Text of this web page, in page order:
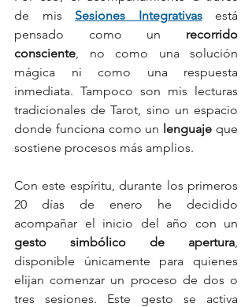
de mis Sesiones Integrativas está
pensado como un recorrido
consciente , no como una solución
mágica ni como una respuesta
inmediata. Tampoco son mis lecturas
tradicionales de Tarot, sino un espacio
donde funciona como un lenguaje que
sostiene procesos más amplios.
Con este espíritu, durante los primeros
20 días de enero he decidido
gesto simbólico de apertura
disponible únicamente para quienes
elijan comenzar un proceso de dos o
tres sesiones. Este gesto se activa